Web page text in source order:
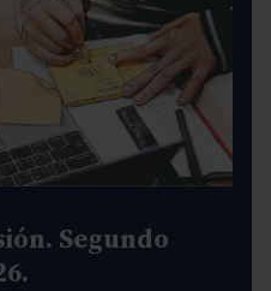
Segundo